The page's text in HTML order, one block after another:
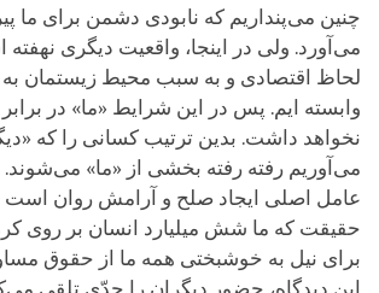
چنین می‌پنداریم که نابودی دشمن برای ما
می‌آورد. ولی در اینجا، واقعیت دیگری نهفته
لحاظ اقتصادی و به سبب محیط زیستمان
وابسته ایم. پس در این شرایط «ما» در برابر
نخواهد داشت. بدین ترتیب کسانی را که
می‌آوریم رفته رفته بخشی از «ما»
عامل اصلی ایجاد صلح و آرامش روان
حقیقت که ما شش میلیارد انسان بر روی
برای نیل به خوشبختی همه ما از حقوق
این دیدگاه، حضور دیگران را جدّی تلقی